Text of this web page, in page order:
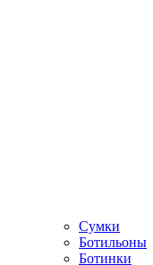
Сумки
Ботильоны
Ботинки